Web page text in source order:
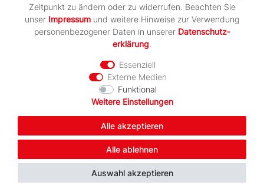
Zeitpunkt zu ändern oder zu widerrufen. Beachten Sie
unser Impressum und weitere Hinweise zur Verwendung
personenbezogener Daten in unserer Daten­schutz­
erklärung.
Essenziell
Externe Medien
Funktional
Weitere Einstellungen
Alle akzeptieren
Alle ablehnen
Auswahl akzeptieren